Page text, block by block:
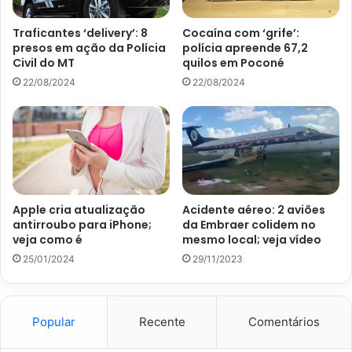
Avalie este post post
Advogado Arenápolis
Hur Carlos Santos
Traficantes ‘delivery’: 8
presos em ação da Polícia
Civil do MT
22/08/2024
Cocaína com ‘grife’:
polícia apreende 67,2
quilos em Poconé
22/08/2024
Apple cria atualização
antirroubo para iPhone;
veja como é
25/01/2024
Acidente aéreo: 2 aviões
da Embraer colidem no
mesmo local; veja vídeo
29/11/2023
Popular Recente Comentários